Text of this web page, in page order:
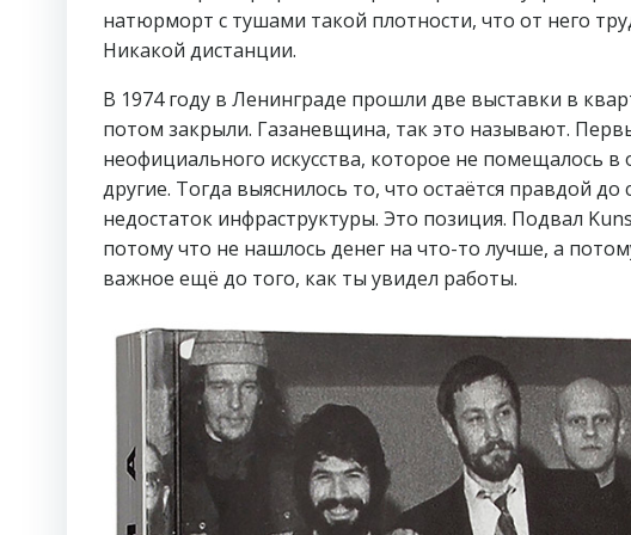
натюрморт с тушами такой плотности, что от него
Никакой дистанции.
В 1974 году в Ленинграде прошли две выставки в
потом закрыли. Газаневщина, так это называют.
неофициального искусства, которое не помещалось
другие. Тогда выяснилось то, что остаётся правдой
недостаток инфраструктуры. Это позиция. Подвал
потому что не нашлось денег на что-то лучше, а
важное ещё до того, как ты увидел работы.